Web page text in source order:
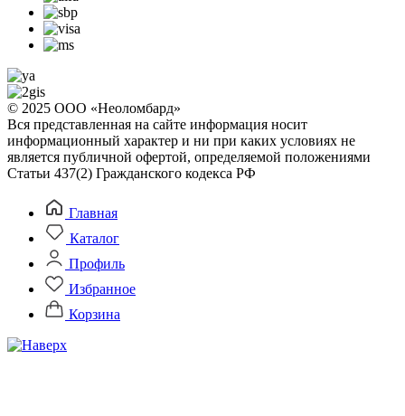
© 2025 ООО «Неоломбард»
Вся представленная на сайте информация носит
информационный характер и ни при каких условиях не
является публичной офертой, определяемой положениями
Статьи 437(2) Гражданского кодекса РФ
Главная
Каталог
Профиль
Избранное
Корзина